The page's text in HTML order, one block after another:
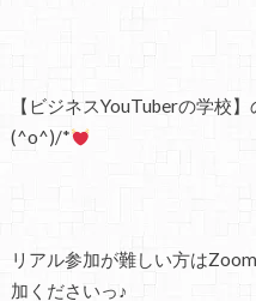
【ビジネスYouTuberの学校
(^o^)/*
リアル参加が難しい方は
加くださいっ♪